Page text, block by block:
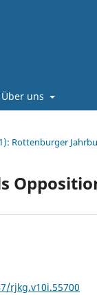
Über uns
Rottenburger
rjkg.v10i.55700